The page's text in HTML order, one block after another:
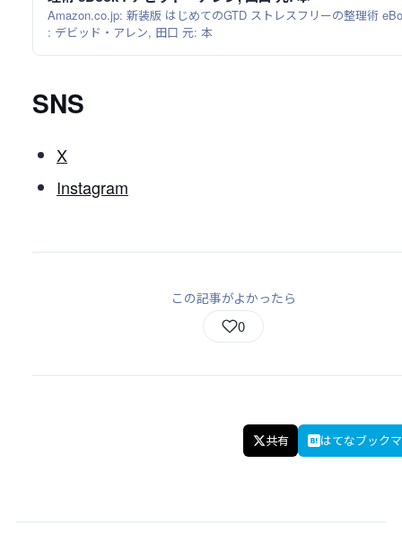
Amazon.co.jp: 新装版 はじめてのGTD ストレスフリーの整理術
: デビッド・アレン, 田口 元: 本
SNS
X
Instagram
この記事がよかったら
0
共有 はてなブック